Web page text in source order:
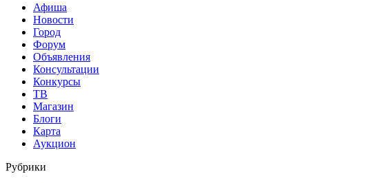
Афиша
Новости
Город
Форум
Объявления
Консультации
Конкурсы
ТВ
Магазин
Блоги
Карта
Аукцион
Рубрики